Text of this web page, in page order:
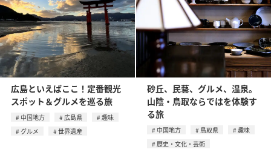
広島といえばここ！定番観光
スポット＆グルメを巡る旅
中国地方 広島県
趣味
グルメ
世界遺産
砂丘、民藝、グルメ、温泉。
山陰・鳥取ならではを体験す
る旅
中国地方 鳥取県
趣味
歴史・文化・芸術